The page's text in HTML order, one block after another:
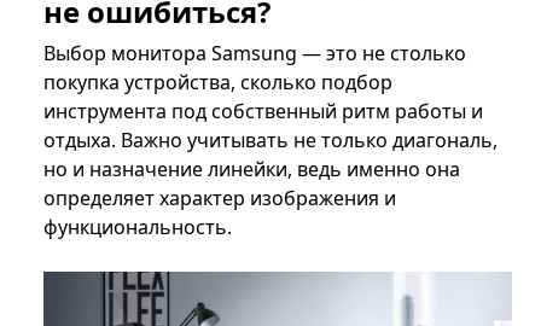
не ошибиться?
Выбор монитора Samsung — это не столько
покупка устройства, сколько подбор
инструмента под собственный ритм работы и
отдыха. Важно учитывать не только диагональ,
но и назначение линейки, ведь именно она
определяет характер изображения и
функциональность.